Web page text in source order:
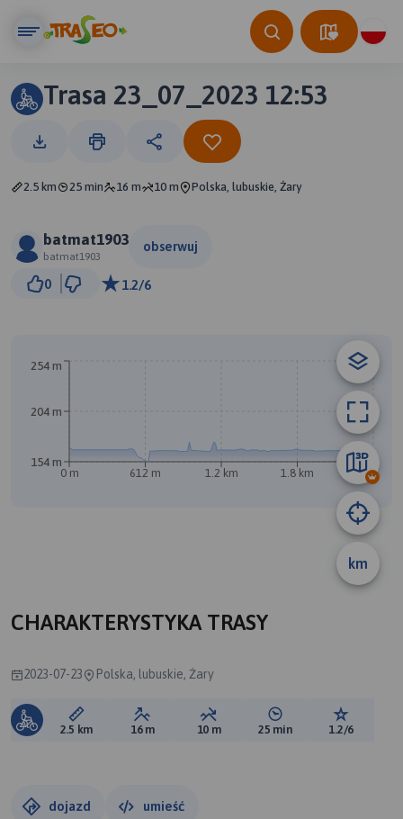
Trasa 23_07_2023 12:53
2.5 km 25 min 16 m 10 m Polska, lubuskie, Żary
batmat1903
batmat1903
obserwuj
0 1.2/6
km
0 m 612 m 1.2 km 1.8 km 2.4 km
154 m
204 m
254 m
CHARAKTERYSTYKA TRASY
2023-07-23 Polska, lubuskie, Żary
Długość trasy:
2.5 km Suma przewyższeń:
16 m Suma spadków:
10 m Średni czas potrzebny
25 min Ocena
1.2/6
dojazd umieść